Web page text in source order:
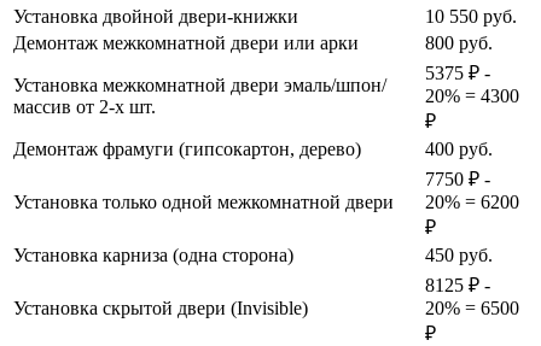
Установка двойной двери-книжки
10 550 руб.
Демонтаж межкомнатной двери или арки
800 руб.
Установка межкомнатной двери эмаль/шпон/
массив от 2-х шт.
5375 ₽ -
20% = 4300
₽
Демонтаж фрамуги (гипсокартон, дерево)
400 руб.
Установка только одной межкомнатной двери
7750 ₽ -
20% = 6200
₽
Установка карниза (одна сторона)
450 руб.
Установка скрытой двери (Invisible)
8125 ₽ -
20% = 6500
₽